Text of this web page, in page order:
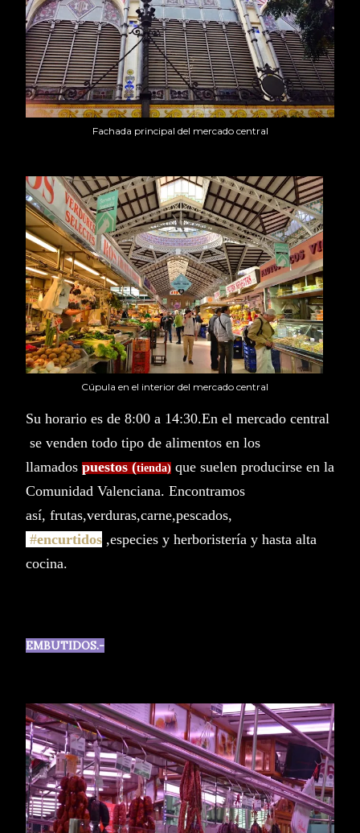
Fachada principal del mercado central
Cúpula en el interior del mercado central
Su horario es de 8:00 a 14:30.En el mercado central
se venden todo tipo de alimentos en los
llamados puestos (tienda) que suelen producirse en la
Comunidad Valenciana. Encontramos
así, frutas,verduras,carne,pescados,
#encurtidos ,especies y herboristería y hasta alta
cocina.
EMBUTIDOS.-